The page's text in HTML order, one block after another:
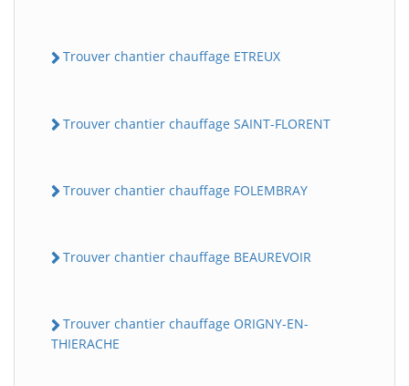
Trouver chantier chauffage ETREUX
Trouver chantier chauffage SAINT-FLORENT
Trouver chantier chauffage FOLEMBRAY
Trouver chantier chauffage BEAUREVOIR
Trouver chantier chauffage ORIGNY-EN-
THIERACHE